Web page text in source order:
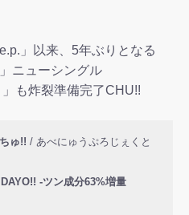
」以来、5年ぶりとなる
ニューシングル
も炸裂準備完了CHU!!
ゅ!! / あべにゅうぷろじぇくと
-ツン成分63%増量